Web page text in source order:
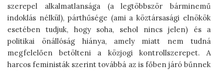
szerepel alkalmatlansága (a legtöbbször bárminemű
indoklás nélkül), párthűsége (ami a köztársasági elnökök
esetében tudjuk, hogy soha, sehol nincs jelen) és a
politikai önállóság hiánya, amely miatt nem tudná
megfelelően betölteni a közjogi kontrollszerepet. A
harcos feministák szerint továbbá az is főben járó bűnnek